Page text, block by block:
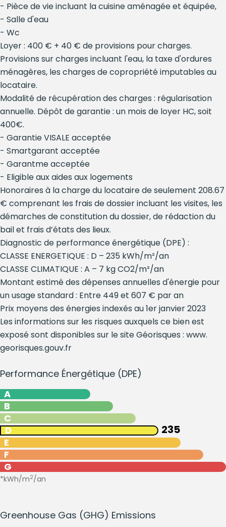
- Pièce de vie incluant la cuisine aménagée et équipée,
- Salle d'eau
- Wc
Loyer : 400 € + 40 € de provisions pour charges.
Provisions sur charges incluant l'eau, la taxe d'ordures
ménagères, les charges de copropriété imputables au
locataire.
Modalité de récupération des charges : régularisation
annuelle. Dépôt de garantie : un mois de loyer HC, soit
400€.
- Garantie VISALE acceptée
- Smartgarant acceptée
- Garantme acceptée
- Eligible aux aides aux logements
Honoraires à la charge du locataire de seulement 208.67
€ comprenant les frais de dossier incluant les visites, les
démarches de constitution du dossier, de rédaction du
bail et frais d’états des lieux.
Diagnostic de performance énergétique (DPE) :
CLASSE ENERGETIQUE : D – 235 kWh/m²/an
CLASSE CLIMATIQUE : A – 7 kg CO2/m²/an
Montant estimé des dépenses annuelles d'énergie pour
un usage standard : Entre 449 et 607 € par an
Prix moyens des énergies indexés au 1er janvier 2023
Les informations sur les risques auxquels ce bien est
exposé sont disponibles sur le site Géorisques : www.
georisques.gouv.fr
Performance Énergétique (DPE)
A
B
C
D
235
E
F
G
*kWh/m2/an
Greenhouse Gas (GHG) Emissions